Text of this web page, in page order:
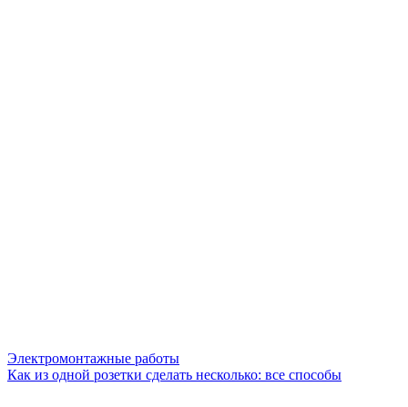
Электромонтажные работы
Как из одной розетки сделать несколько: все способы